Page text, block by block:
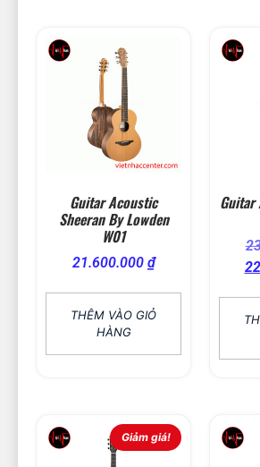
Guitar Acoustic
Sheeran By Lowden
W01
21.600.000 ₫
THÊM VÀO GIỎ
HÀNG
Guitar
Giảm giá!